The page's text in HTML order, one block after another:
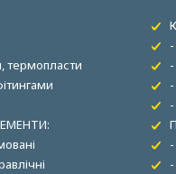
термопласти